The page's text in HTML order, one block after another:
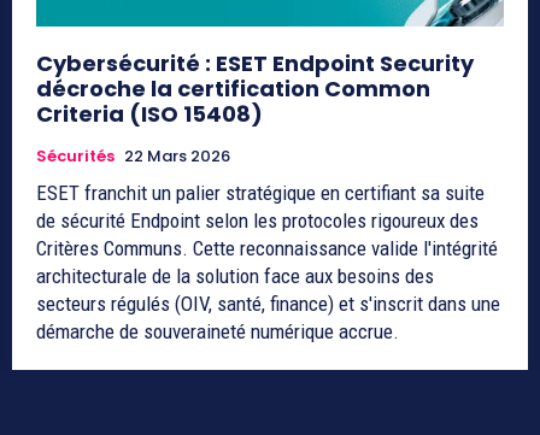
Cybersécurité : ESET Endpoint Security
décroche la certification Common
Criteria (ISO 15408)
Sécurités 22 Mars 2026
ESET franchit un palier stratégique en certifiant sa suite
de sécurité Endpoint selon les protocoles rigoureux des
Critères Communs. Cette reconnaissance valide l'intégrité
architecturale de la solution face aux besoins des
secteurs régulés (OIV, santé, finance) et s'inscrit dans une
démarche de souveraineté numérique accrue.